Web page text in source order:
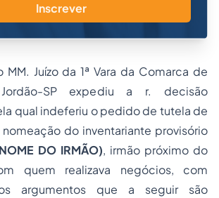
Inscrever
Juízo da 1ª Vara da Comarca de
SP expediu a r. decisão
qual indeferiu o pedido de tutela de
do inventariante provisório
DO IRMÃO), irmão próximo do
quem realizava negócios, com
argumentos que a seguir são